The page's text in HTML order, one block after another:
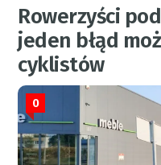
Rowerzyści
jeden błąd
cyklistów
0